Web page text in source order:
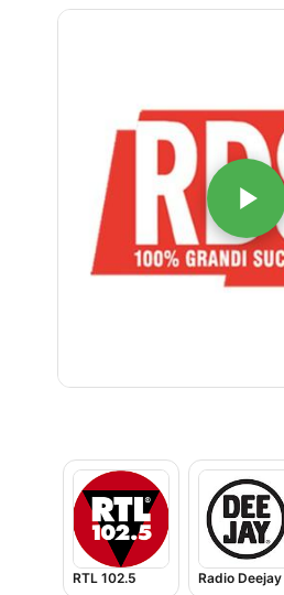
RTL 102.5 Radio Deejay